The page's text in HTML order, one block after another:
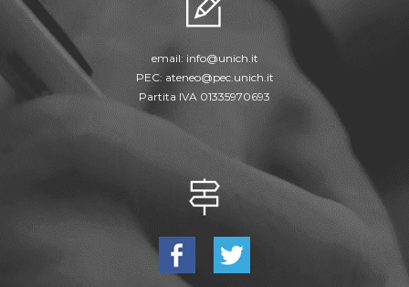
email: info@unich.it
PEC: ateneo@pec.unich.it
Partita IVA 01335970693